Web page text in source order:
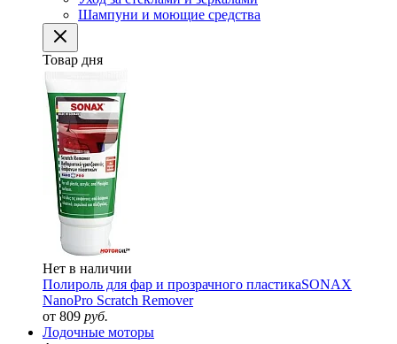
Шампуни и моющие средства
Товар дня
Нет в наличии
Полироль для фар и прозрачного пластикаSONAX
NanoPro Scratch Remover
от 809 руб.
Лодочные моторы